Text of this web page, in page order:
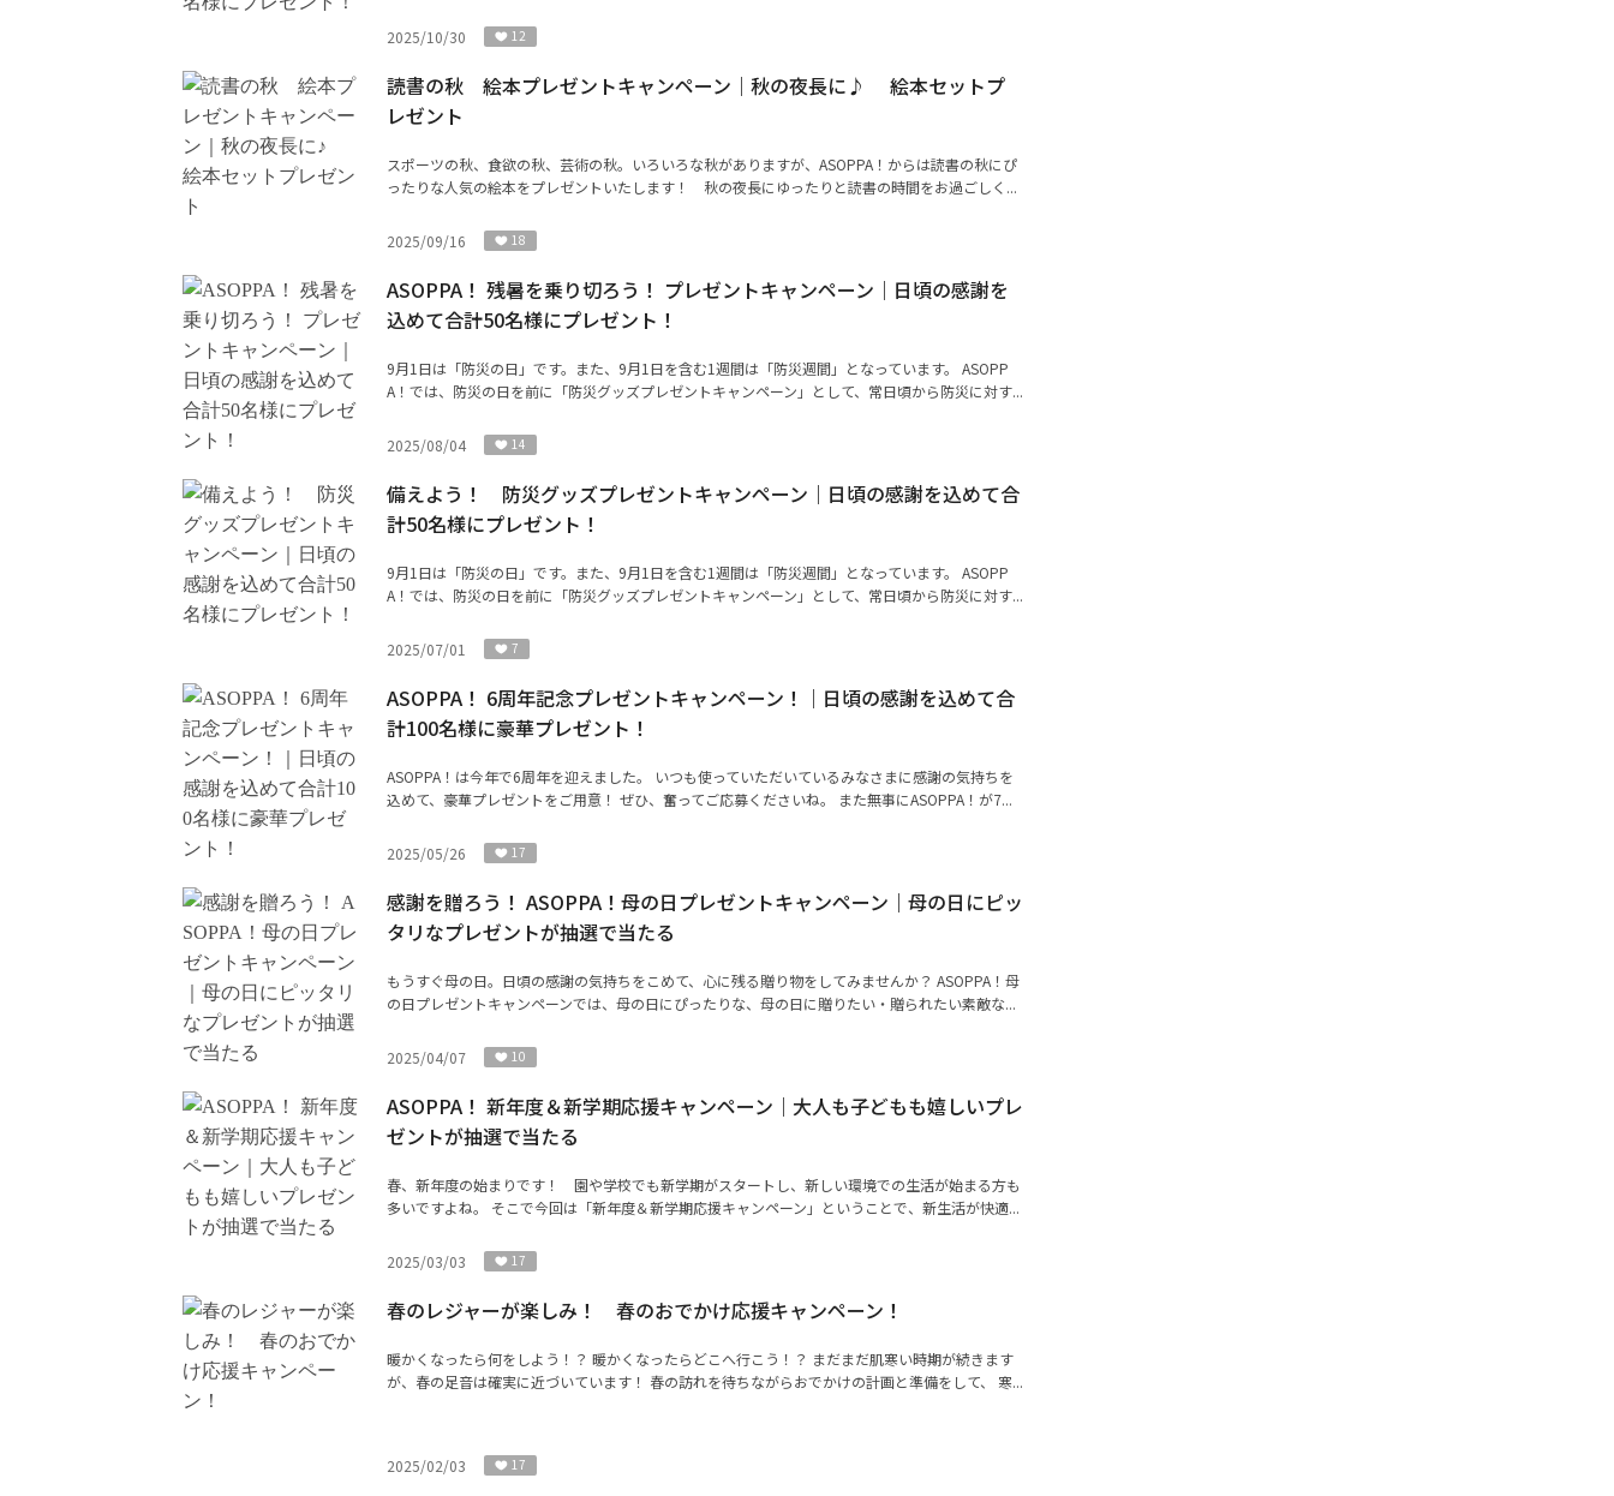
2025/10/30 12
読書の秋 絵本プレゼントキャンペーン｜秋の夜長に♪ 絵本セットプ
レゼント
スポーツの秋、食欲の秋、芸術の秋。いろいろな秋がありますが、ASOPPA！からは読書の秋にぴ
ったりな人気の絵本をプレゼントいたします！ 秋の夜長にゆったりと読書の時間をお過ごしく...
2025/09/16 18
ASOPPA！ 残暑を乗り切ろう！ プレゼントキャンペーン｜日頃の感謝を
込めて合計50名様にプレゼント！
9月1日は「防災の日」です。また、9月1日を含む1週間は「防災週間」となっています。 ASOPP
A！では、防災の日を前に「防災グッズプレゼントキャンペーン」として、常日頃から防災に対す...
2025/08/04 14
備えよう！ 防災グッズプレゼントキャンペーン｜日頃の感謝を込めて合
計50名様にプレゼント！
9月1日は「防災の日」です。また、9月1日を含む1週間は「防災週間」となっています。 ASOPP
A！では、防災の日を前に「防災グッズプレゼントキャンペーン」として、常日頃から防災に対す...
2025/07/01 7
ASOPPA！ 6周年記念プレゼントキャンペーン！｜日頃の感謝を込めて合
計100名様に豪華プレゼント！
ASOPPA！は今年で6周年を迎えました。 いつも使っていただいているみなさまに感謝の気持ちを
込めて、豪華プレゼントをご用意！ ぜひ、奮ってご応募くださいね。 また無事にASOPPA！が7...
2025/05/26 17
感謝を贈ろう！ ASOPPA！母の日プレゼントキャンペーン｜母の日にピッ
タリなプレゼントが抽選で当たる
もうすぐ母の日。日頃の感謝の気持ちをこめて、心に残る贈り物をしてみませんか？ ASOPPA！母
の日プレゼントキャンペーンでは、母の日にぴったりな、母の日に贈りたい・贈られたい素敵な...
2025/04/07 10
ASOPPA！ 新年度＆新学期応援キャンペーン｜大人も子どもも嬉しいプレ
ゼントが抽選で当たる
春、新年度の始まりです！ 園や学校でも新学期がスタートし、新しい環境での生活が始まる方も
多いですよね。 そこで今回は「新年度＆新学期応援キャンペーン」ということで、新生活が快適...
2025/03/03 17
春のレジャーが楽しみ！ 春のおでかけ応援キャンペーン！
暖かくなったら何をしよう！？ 暖かくなったらどこへ行こう！？ まだまだ肌寒い時期が続きます
が、春の足音は確実に近づいています！ 春の訪れを待ちながらおでかけの計画と準備をして、 寒...
2025/02/03 17